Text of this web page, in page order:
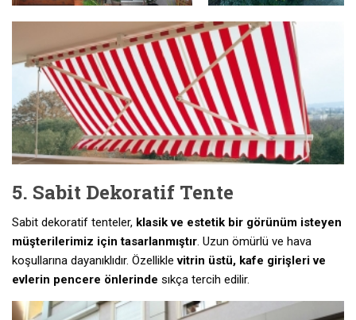
5. Sabit Dekoratif Tente
Sabit dekoratif tenteler, klasik ve estetik bir görünüm isteyen
müşterilerimiz için tasarlanmıştır. Uzun ömürlü ve hava
koşullarına dayanıklıdır. Özelliklevitrin üstü, kafe girişleri ve
evlerin pencere önlerinde sıkça tercih edilir.